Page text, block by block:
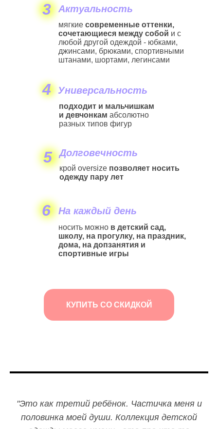
крой oversize позволяет носить
одежду пару лет
мягкие современные оттенки,
сочетающиеся между собой и с
любой другой одеждой - юбками,
джинсами, брюками, спортивными
штанами, шортами, легинсами
Актуальность
носить можно в детский сад,
школу, на прогулку, на праздник,
дома, на допзанятия и
спортивные игры
На каждый день
6
3
5
4 Универсальность
Долговечность
подходит и мальчишкам
и девчонкам абсолютно
разных типов фигур
КУПИТЬ СО СКИДКОЙ
"Это как третий ребёнок. Частичка меня и
половинка моей души. Коллекция детской